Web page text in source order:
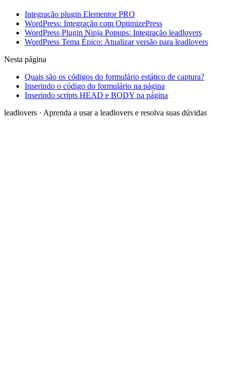
Integração plugin Elementor PRO
WordPress: Integração com OptimizePress
WordPress Plugin Ninja Popups: Integração leadlovers
WordPress Tema Épico: Atualizar versão para leadlovers
Nesta página
Quais são os códigos do formulário estático de captura?
Inserindo o código do formulário na página
Inserindo scripts HEAD e BODY na página
leadlovers · Aprenda a usar a leadlovers e resolva suas dúvidas